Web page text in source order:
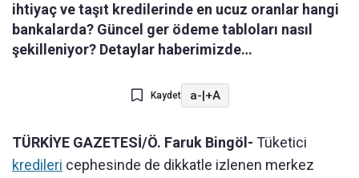
ihtiyaç ve taşıt kredilerinde en ucuz oranlar hangi
bankalarda? Güncel ger ödeme tabloları nasıl
şekilleniyor? Detaylar haberimizde…
Kaydet a-|+A
TÜRKİYE GAZETESİ/Ö. Faruk Bingöl- Tüketici
kredileri cephesinde de dikkatle izlenen merkez